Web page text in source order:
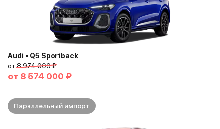
Audi • Q5 Sportback
от8 974 000 ₽
от 8 574 000 ₽
Параллельный импорт